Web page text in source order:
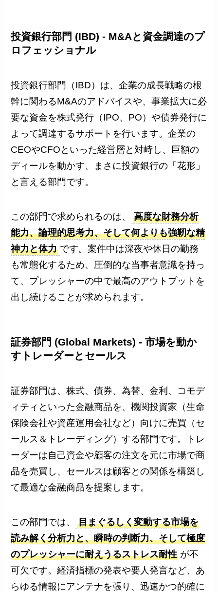
投資銀行部門 (IBD) - M&Aと資金調達のプ
ロフェッショナル
投資銀行部門（IBD）は、企業の成長戦略の根
幹に関わるM&Aのアドバイスや、事業拡大に必
要な資金を株式発行（IPO、PO）や債券発行に
よって調達するサポートを行います。企業の
CEOやCFOといった経営層と対峙し、巨額の
ディールを動かす、まさに投資銀行の「花形」
と言える部門です。
この部門で求められるのは、
高度な財務分析
能力、論理的思考力、そして何よりも強靭な精
神力と体力 です。案件中は深夜や休日の勤務
も常態化するため、圧倒的な当事者意識を持っ
て、プレッシャーの中で最高のアウトプットを
出し続けることが求められます。
証券部門 (Global Markets) - 市場を動か
すトレーダーとセールス
証券部門は、株式、債券、為替、金利、コモデ
ィティといった金融商品を、機関投資家（生命
保険会社や資産運用会社など）向けに売買（セ
ールス＆トレーディング）する部門です。トレ
ーダーは自己資金や顧客の注文を元に市場で商
品を売買し、セールスは顧客との関係を構築し
て最適な金融商品を提案します。
この部門では、
目まぐるしく変動する市場を
読み解く分析力と、瞬時の判断力、そして極度
のプレッシャーに耐えうるストレス耐性 が不
可欠です。経済指標の発表や要人発言など、あ
らゆる情報にアンテナを張り、迅速かつ的確に